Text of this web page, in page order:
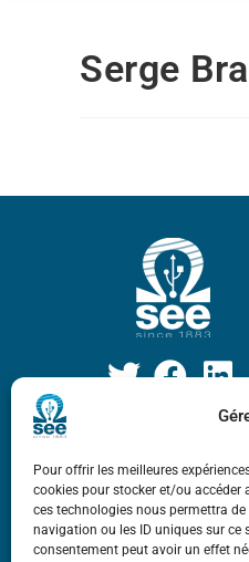
Pour offrir les meilleures
cookies pour stocker et/ou accéder
ces technologies nous permettra
navigation ou les ID uniques sur ce
consentement peut avoir un effet
Serge